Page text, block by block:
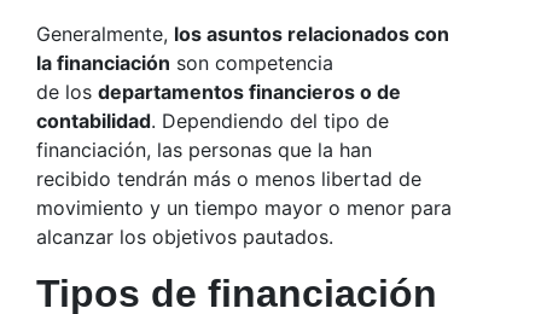
Generalmente, los asuntos relacionados con
la financiación son competencia
de los departamentos financieros o de
contabilidad. Dependiendo del tipo de
financiación, las personas que la han
recibido tendrán más o menos libertad de
movimiento y un tiempo mayor o menor para
alcanzar los objetivos pautados.
Tipos de financiación